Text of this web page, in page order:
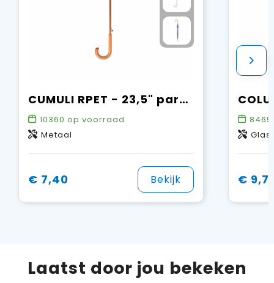
CUMULI RPET - 23,5" paraplu RPET
10360 op voorraad
Metaal
€ 7,40 Bekijk
8465
Glas
€
Laatst door jou bekeken